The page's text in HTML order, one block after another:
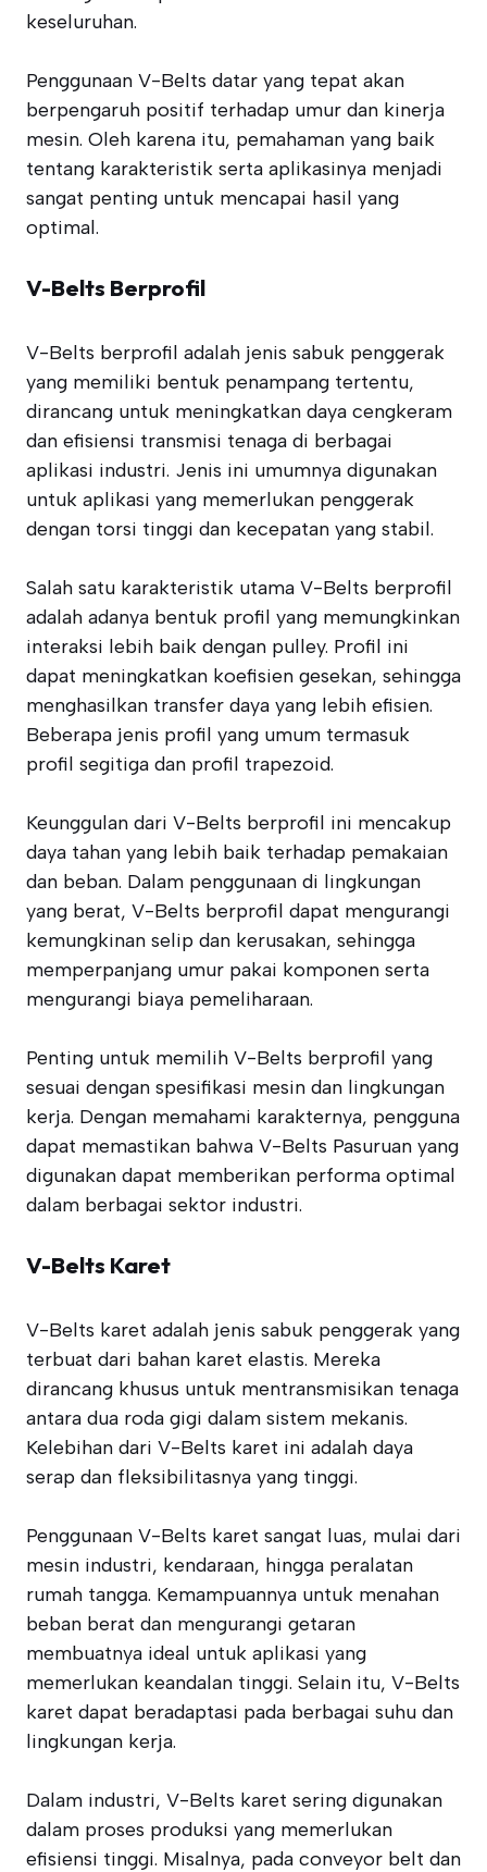
keseluruhan.
Penggunaan V-Belts datar yang tepat akan
berpengaruh positif terhadap umur dan kinerja
mesin. Oleh karena itu, pemahaman yang baik
tentang karakteristik serta aplikasinya menjadi
sangat penting untuk mencapai hasil yang
optimal.
V-Belts Berprofil
V-Belts berprofil adalah jenis sabuk penggerak
yang memiliki bentuk penampang tertentu,
dirancang untuk meningkatkan daya cengkeram
dan efisiensi transmisi tenaga di berbagai
aplikasi industri. Jenis ini umumnya digunakan
untuk aplikasi yang memerlukan penggerak
dengan torsi tinggi dan kecepatan yang stabil.
Salah satu karakteristik utama V-Belts berprofil
adalah adanya bentuk profil yang memungkinkan
interaksi lebih baik dengan pulley. Profil ini
dapat meningkatkan koefisien gesekan, sehingga
menghasilkan transfer daya yang lebih efisien.
Beberapa jenis profil yang umum termasuk
profil segitiga dan profil trapezoid.
Keunggulan dari V-Belts berprofil ini mencakup
daya tahan yang lebih baik terhadap pemakaian
dan beban. Dalam penggunaan di lingkungan
yang berat, V-Belts berprofil dapat mengurangi
kemungkinan selip dan kerusakan, sehingga
memperpanjang umur pakai komponen serta
mengurangi biaya pemeliharaan.
Penting untuk memilih V-Belts berprofil yang
sesuai dengan spesifikasi mesin dan lingkungan
kerja. Dengan memahami karakternya, pengguna
dapat memastikan bahwa V-Belts Pasuruan yang
digunakan dapat memberikan performa optimal
dalam berbagai sektor industri.
V-Belts Karet
V-Belts karet adalah jenis sabuk penggerak yang
terbuat dari bahan karet elastis. Mereka
dirancang khusus untuk mentransmisikan tenaga
antara dua roda gigi dalam sistem mekanis.
Kelebihan dari V-Belts karet ini adalah daya
serap dan fleksibilitasnya yang tinggi.
Penggunaan V-Belts karet sangat luas, mulai dari
mesin industri, kendaraan, hingga peralatan
rumah tangga. Kemampuannya untuk menahan
beban berat dan mengurangi getaran
membuatnya ideal untuk aplikasi yang
memerlukan keandalan tinggi. Selain itu, V-Belts
karet dapat beradaptasi pada berbagai suhu dan
lingkungan kerja.
Dalam industri, V-Belts karet sering digunakan
dalam proses produksi yang memerlukan
efisiensi tinggi. Misalnya, pada conveyor belt dan